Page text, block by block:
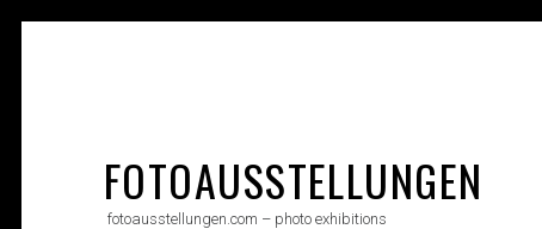
FOTOAUSSTELLUNGEN
fotoausstellungen.com – photo exhibitions